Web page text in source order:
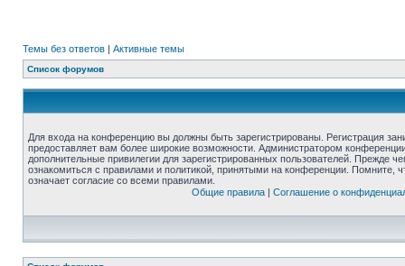
Темы без ответов | Активные темы
Список форумов
Для входа на конференцию вы должны быть зарегистрированы. Регистрация
предоставляет вам более широкие возможности. Администратором
дополнительные привилегии для зарегистрированных пользователей. Прежде
ознакомиться с правилами и политикой, принятыми на конференции. Помните,
означает согласие со всеми правилами.
Общие правила| Соглашение о